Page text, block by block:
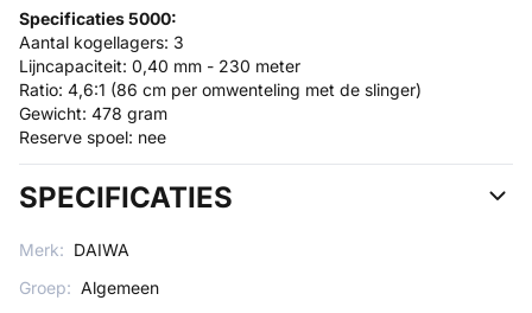
Specificaties 5000:
Aantal kogellagers: 3
Lijncapaciteit: 0,40 mm - 230 meter
Ratio: 4,6:1 (86 cm per omwenteling met de slinger)
Gewicht: 478 gram
Reserve spoel: nee
SPECIFICATIES
Merk: DAIWA
Groep: Algemeen